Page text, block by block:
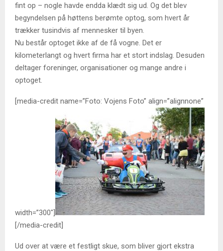
fint op – nogle havde endda klædt sig ud. Og det blev
begyndelsen på høttens berømte optog, som hvert år
trækker tusindvis af mennesker til byen.
Nu består optoget ikke af de få vogne. Det er
kilometerlangt og hvert firma har et stort indslag. Desuden
deltager foreninger, organisationer og mange andre i
optoget.
[media-credit name=”Foto: Vojens Foto” align=”alignnone”
width=”300″]
[/media-credit]
Ud over at være et festligt skue, som bliver gjort ekstra